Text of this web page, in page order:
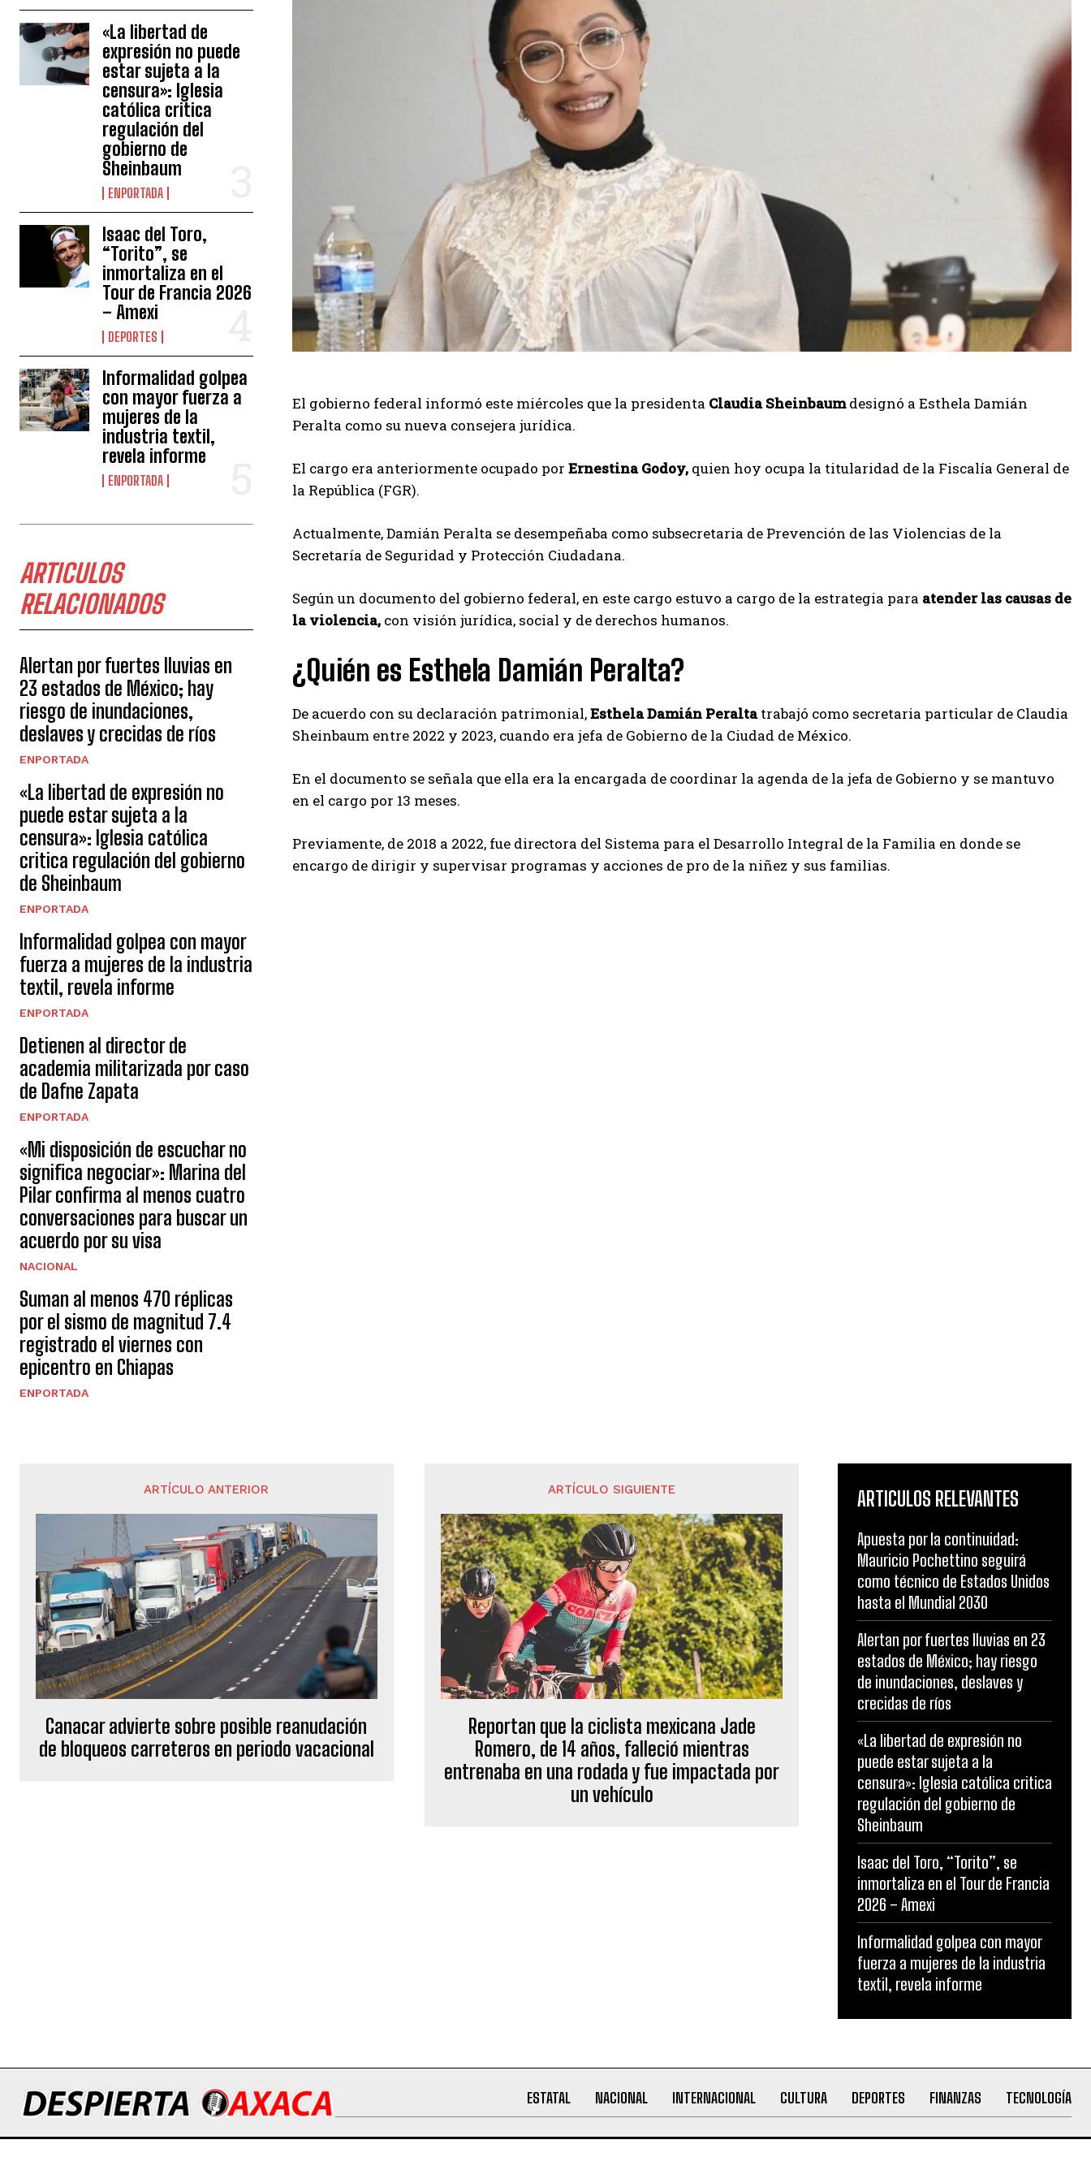
«La libertad de
expresión no puede
estar sujeta a la
censura»: Iglesia
católica critica
regulación del
gobierno de
Sheinbaum
ENPORTADA
Isaac del Toro,
“Torito”, se
inmortaliza en el
Tour de Francia 2026
– Amexi
DEPORTES
Informalidad golpea
con mayor fuerza a
mujeres de la
industria textil,
revela informe
ENPORTADA
ARTICULOS
RELACIONADOS
Alertan por fuertes lluvias en
23 estados de México; hay
riesgo de inundaciones,
deslaves y crecidas de ríos
ENPORTADA
«La libertad de expresión no
puede estar sujeta a la
censura»: Iglesia católica
critica regulación del gobierno
de Sheinbaum
ENPORTADA
Informalidad golpea con mayor
fuerza a mujeres de la industria
textil, revela informe
ENPORTADA
Detienen al director de
academia militarizada por caso
de Dafne Zapata
ENPORTADA
«Mi disposición de escuchar no
significa negociar»: Marina del
Pilar confirma al menos cuatro
conversaciones para buscar un
acuerdo por su visa
NACIONAL
Suman al menos 470 réplicas
por el sismo de magnitud 7.4
registrado el viernes con
epicentro en Chiapas
ENPORTADA
El gobierno federal informó este miércoles que la presidenta Claudia Sheinbaumdesignó a Esthela Damián
Peralta como su nueva consejera jurídica.
El cargo era anteriormente ocupado por Ernestina Godoy, quien hoy ocupa la titularidad de la Fiscalía General de
la República (FGR).
Actualmente, Damián Peralta se desempeñaba como subsecretaria de Prevención de las Violencias de la
Secretaría de Seguridad y Protección Ciudadana.
Según un documento del gobierno federal, en este cargo estuvo a cargo de la estrategia para atender las causas de
la violencia, con visión jurídica, social y de derechos humanos.
¿Quién es Esthela Damián Peralta?
De acuerdo con su declaración patrimonial,Esthela Damián Peraltatrabajó como secretaria particular de Claudia
Sheinbaum entre 2022 y 2023, cuando era jefa de Gobierno de la Ciudad de México.
En el documento se señala que ella era la encargada de coordinar la agenda de la jefa de Gobierno y se mantuvo
en el cargo por 13 meses.
Previamente, de 2018 a 2022, fue directora del Sistema para el Desarrollo Integral de la Familia en donde se
encargo de dirigir y supervisar programas y acciones de pro de la niñez y sus familias.
ARTÍCULO ANTERIOR
Canacar advierte sobre posible reanudación
de bloqueos carreteros en periodo vacacional
ARTÍCULO SIGUIENTE
Reportan que la ciclista mexicana Jade
Romero, de 14 años, falleció mientras
entrenaba en una rodada y fue impactada por
un vehículo
ARTICULOS RELEVANTES
Apuesta por la continuidad:
Mauricio Pochettino seguirá
como técnico de Estados Unidos
hasta el Mundial 2030
Alertan por fuertes lluvias en 23
estados de México; hay riesgo
de inundaciones, deslaves y
crecidas de ríos
«La libertad de expresión no
puede estar sujeta a la
censura»: Iglesia católica critica
regulación del gobierno de
Sheinbaum
Isaac del Toro, “Torito”, se
inmortaliza en el Tour de Francia
2026 – Amexi
Informalidad golpea con mayor
fuerza a mujeres de la industria
textil, revela informe
ESTATAL NACIONAL INTERNACIONAL CULTURA DEPORTES FINANZAS TECNOLOGÍA